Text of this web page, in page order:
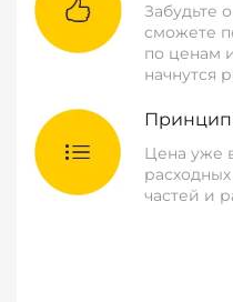
Забудьте
сможете
по ценам
начнутся
Принцип
Цена уже
частей и